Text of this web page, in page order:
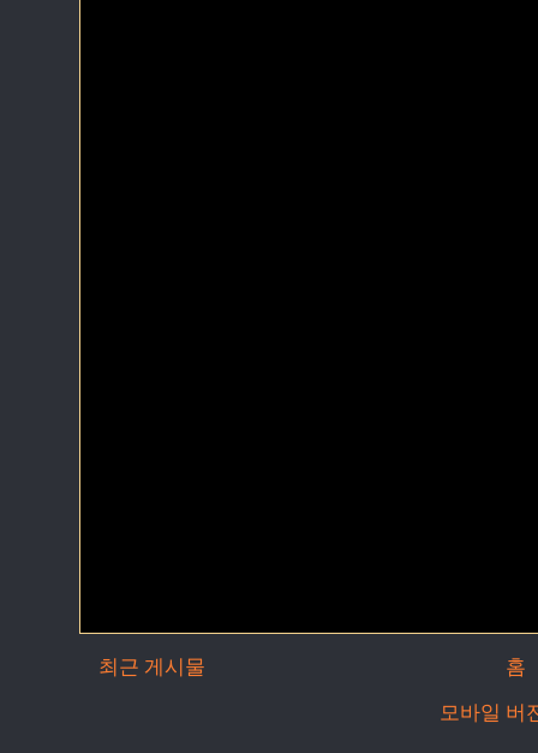
최근 게시물
홈
모바일 버